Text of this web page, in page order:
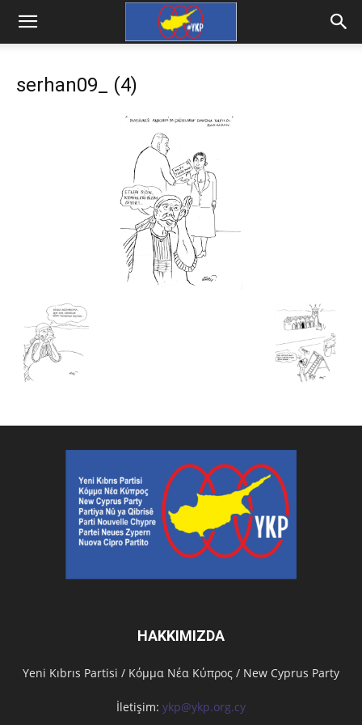
serhan09_ (4)
HAKKIMIZDA
Υeni Kıbrıs Partisi / Κόμμα Νέα Κύπρος / New Cyprus Party
İletişim: ykp@ykp.org.cy